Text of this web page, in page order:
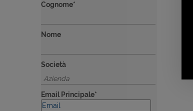
Cognome*
Nome
Società
Email Principale*